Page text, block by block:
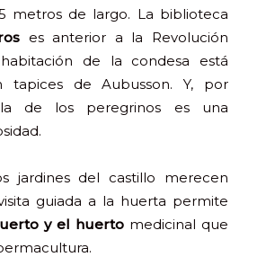
metros de largo. La biblioteca
es anterior a la Revolución
de la condesa está
tapices de Aubusson. Y, por
de los peregrinos es una
jardines del castillo merecen
guiada a la huerta permite
y el huerto medicinal que